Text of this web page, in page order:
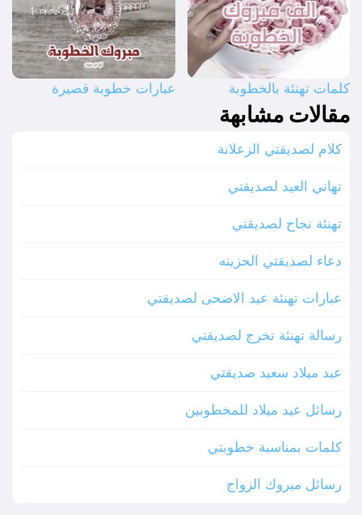
كلمات تهنئة بالخطوبة عبارات خطوبة قصيرة
مقالات مشابهة
كلام لصديقتي الزعلانة
تهاني العيد لصديقتي
تهنئة نجاح لصديقتي
دعاء لصديقتي الحزينه
عبارات تهنئة عيد الاضحى لصديقتي
رسالة تهنئة تخرج لصديقتي
عيد ميلاد سعيد صديقتي
رسائل عيد ميلاد للمخطوبين
كلمات بمناسبة خطوبتي
رسائل مبروك الزواج